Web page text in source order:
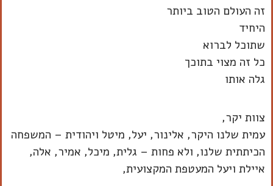
זה העולם הטוב ביותר
היחיד
שתוכל לברוא
כל זה מצוי בתוכך
גלה אותו
צוות יקר,
עמית שלנו היקר, אלינור, יעל, מיטל ויהודית – המשפחה
הכיתתית שלנו, ולא פחות – גלית, מיכל, אמיר, אלה,
איילת ויעל המעטפת המקצועית,